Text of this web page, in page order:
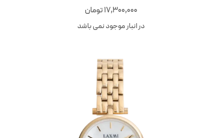
17,300,000تومان
در انبار موجود نمی باشد